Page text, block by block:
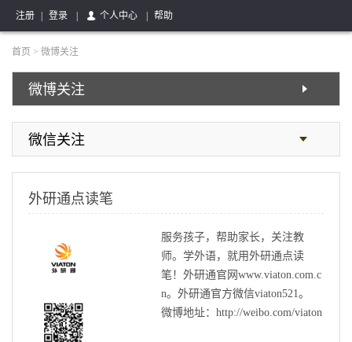
注册 登录 个人中心 帮助
首页 > 微博关注
微博关注
微信关注
外研通点读笔
服务孩子，帮助家长，关注教
师。学外语，就用外研通点读
笔！外研通官网www.viaton.com.c
n。外研通官方微信viaton521。
微博地址：http://weibo.com/viaton